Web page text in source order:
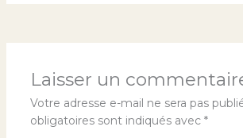
Laisser un
Votre adresse e-mail ne sera pas
obligatoires sont indiqués avec *